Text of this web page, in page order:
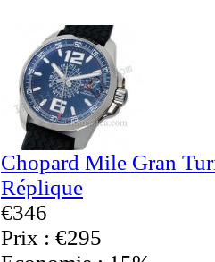
Chopard Mile Gran
Réplique
€346
Prix : €295